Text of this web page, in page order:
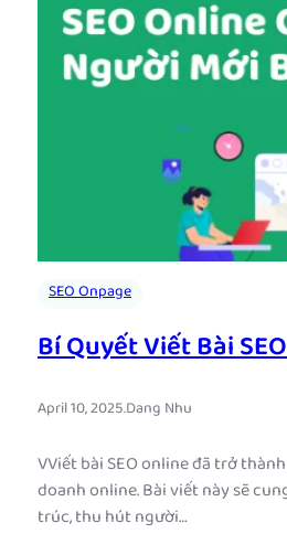
SEO Onpage
Bí Quyết Viết Bài
April 10, 2025.Dang Nhu
VViết bài SEO online đã trở
doanh online. Bài viết này sẽ
trúc, thu hút người…